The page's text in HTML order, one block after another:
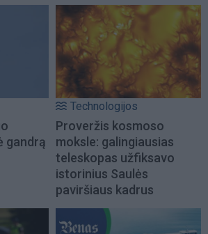
gandrą
Technologijos
Proveržis kosmoso
moksle: galingiausias
teleskopas užfiksavo
istorinius Saulės
paviršiaus kadrus